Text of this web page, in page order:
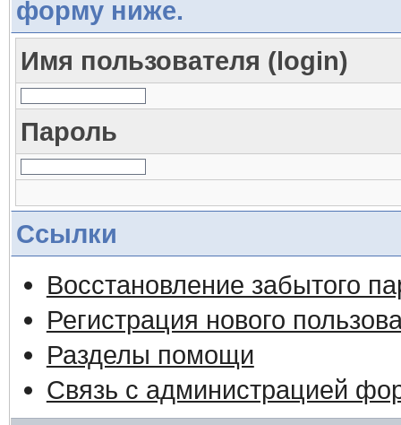
форму ниже.
Имя пользователя (login)
Пароль
Ссылки
Восстановление забытого
Регистрация нового
Разделы помощи
Связь с администрацией